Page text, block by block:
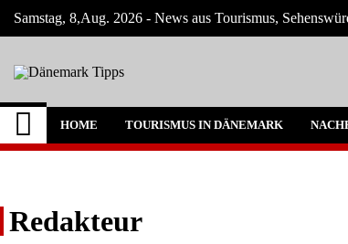
Skip
Samstag, 8,Aug. 2026 - News aus Tourismus,
Dänemark Tipps
Neuigkeiten und Nachrichten in
HOME TOURISMUS IN DÄNEMARK
Redakteur